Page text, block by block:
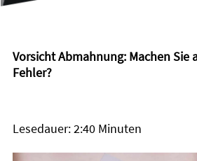
Vorsicht Abmahnung: Machen Sie
Fehler?
Lesedauer: 2:40 Minuten